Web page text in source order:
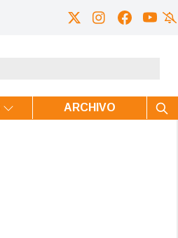
ARCHIVO